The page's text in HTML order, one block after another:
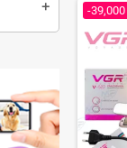
add